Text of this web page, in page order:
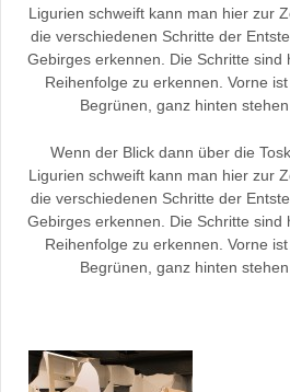
Ligurien schweift kann man hier zur
die verschiedenen Schritte der
Gebirges erkennen. Die Schritte sind
Reihenfolge zu erkennen. Vorne
Begrünen, ganz hinten
Wenn der Blick dann über die
Ligurien schweift kann man hier zur
die verschiedenen Schritte der
Gebirges erkennen. Die Schritte sind
Reihenfolge zu erkennen. Vorne
Begrünen, ganz hinten